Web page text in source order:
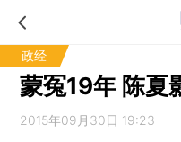
政经
蒙冤19年 陈夏
2015年09月30日 19:23